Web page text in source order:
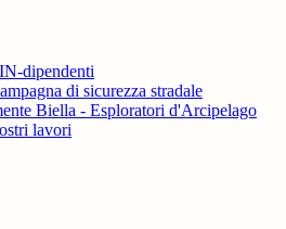
dipendenti
di sicurezza stradale
Biella - Esploratori d'Arcipelago
lavori